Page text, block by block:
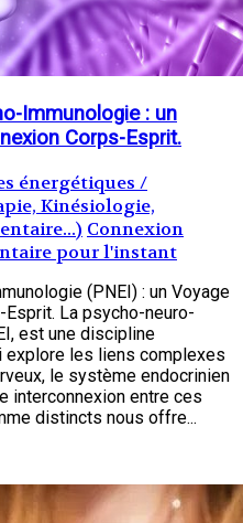
Immunologie : un
Corps-Esprit.
énergétiques /
Kinésiologie,
Connexion
pour l'instant
(PNEI) : un Voyage
La psycho-neuro-
est une discipline
les liens complexes
le système endocrinien
interconnexion entre ces
distincts nous offre...